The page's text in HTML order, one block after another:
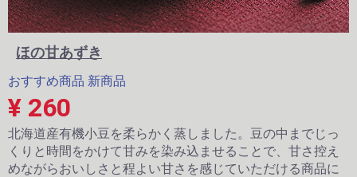
ほの甘あずき
おすすめ商品 新商品
¥ 260
北海道産有機小豆を柔らかく蒸しました。豆の中までじっ
くりと時間をかけて甘みを染み込ませることで、甘さ控え
めながらおいしさと程よい甘さを感じていただける商品に